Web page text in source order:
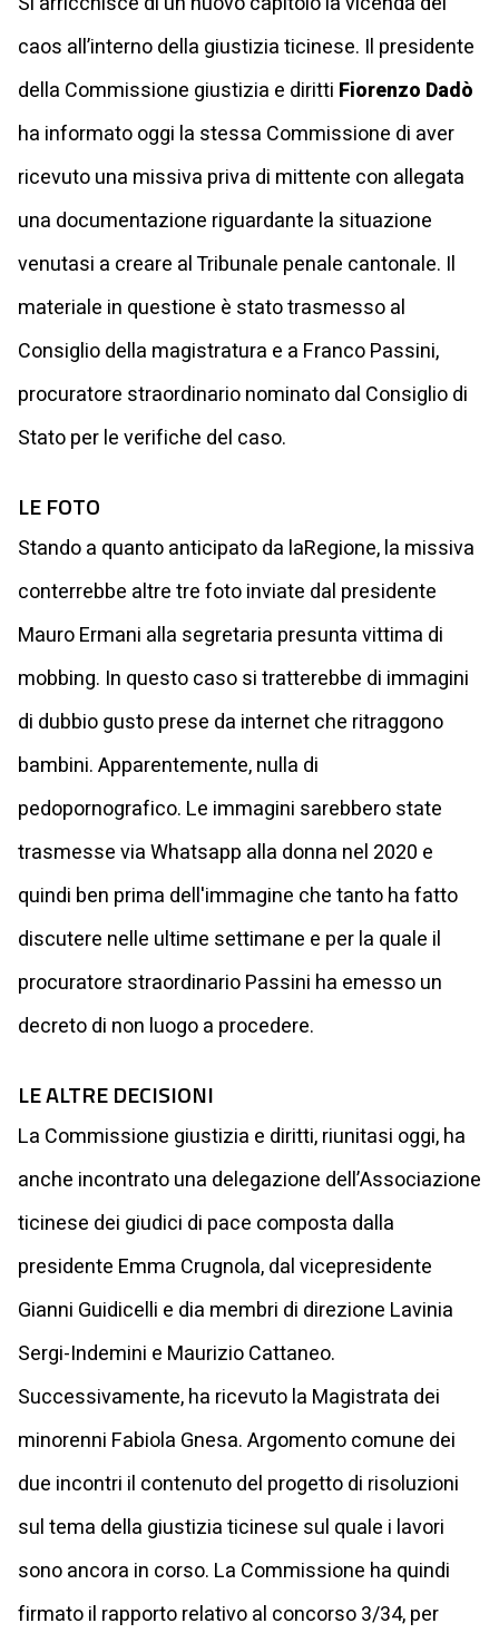
caos all’interno della giustizia ticinese. Il presidente
della Commissione giustizia e diritti Fiorenzo Dadò
ha informato oggi la stessa Commissione di aver
ricevuto una missiva priva di mittente con allegata
una documentazione riguardante la situazione
venutasi a creare al Tribunale penale cantonale. Il
materiale in questione è stato trasmesso al
Consiglio della magistratura e a Franco Passini,
procuratore straordinario nominato dal Consiglio di
Stato per le verifiche del caso.
LE FOTO
Stando a quanto anticipato da laRegione, la missiva
conterrebbe altre tre foto inviate dal presidente
Mauro Ermani alla segretaria presunta vittima di
mobbing. In questo caso si tratterebbe di immagini
di dubbio gusto prese da internet che ritraggono
bambini. Apparentemente, nulla di
pedopornografico. Le immagini sarebbero state
trasmesse via Whatsapp alla donna nel 2020 e
quindi ben prima dell'immagine che tanto ha fatto
discutere nelle ultime settimane e per la quale il
procuratore straordinario Passini ha emesso un
decreto di non luogo a procedere.
LE ALTRE DECISIONI
La Commissione giustizia e diritti, riunitasi oggi, ha
anche incontrato una delegazione dell’Associazione
ticinese dei giudici di pace composta dalla
presidente Emma Crugnola, dal vicepresidente
Gianni Guidicelli e dia membri di direzione Lavinia
Sergi-Indemini e Maurizio Cattaneo.
Successivamente, ha ricevuto la Magistrata dei
minorenni Fabiola Gnesa. Argomento comune dei
due incontri il contenuto del progetto di risoluzioni
sul tema della giustizia ticinese sul quale i lavori
sono ancora in corso. La Commissione ha quindi
firmato il rapporto relativo al concorso 3/34, per